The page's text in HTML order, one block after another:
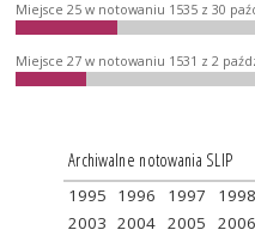
Miejsce 25 w notowaniu 1535 z 30
Miejsce 27 w notowaniu 1531 z 2
Archiwalne notowania SLIP
1995 1996 1997 1998
2003 2004 2005 2006